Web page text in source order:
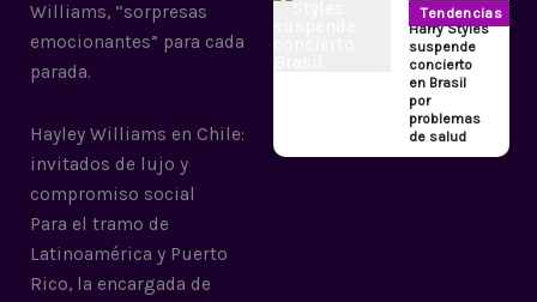
Williams, “sorpresas
emocionantes” para cada
parada.
Hayley Williams en Chile:
invitados de lujo y
compromiso social
Para el tramo de
Latinoamérica y Puerto
Rico, la encargada de
Tendencias
Harry Styles
suspende
concierto
en Brasil
por
problemas
de salud